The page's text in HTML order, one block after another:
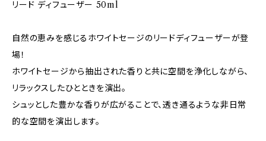
リード ディフューザー 50ml
自然の恵みを感じるホワイトセージのリードディフューザーが登
場！
ホワイトセージから抽出された香りと共に空間を浄化しながら、
リラックスしたひとときを演出。
シュッとした豊かな香りが広がることで、透き通るような非日常
的な空間を演出します。